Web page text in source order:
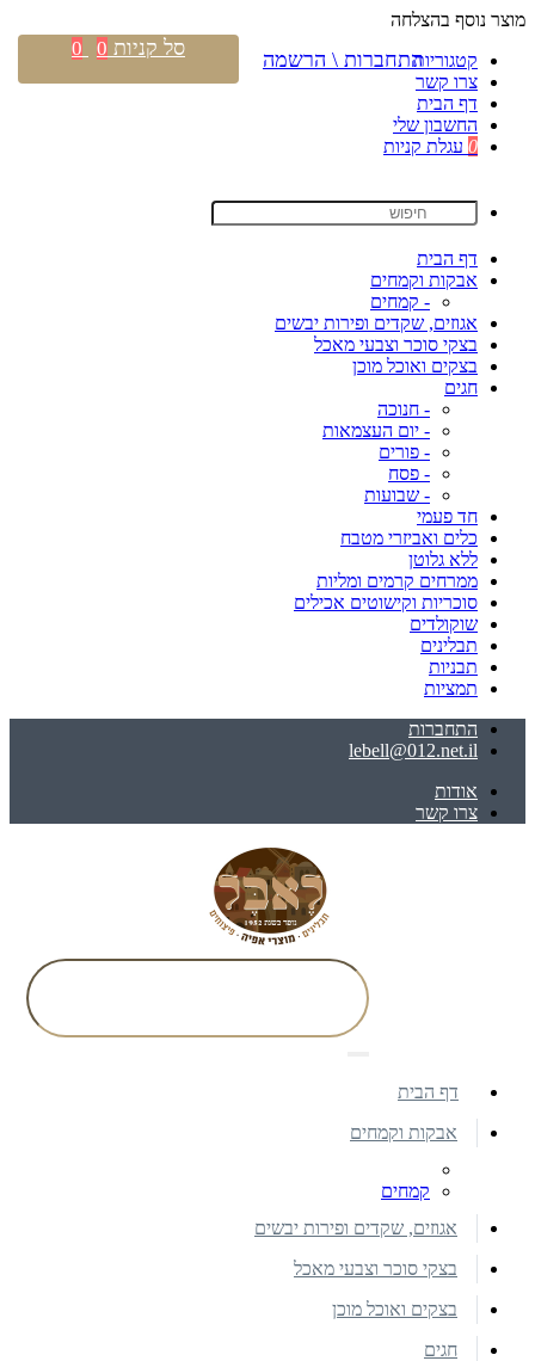
מוצר נוסף בהצלחה
קטגוריות
צרו קשר
דף הבית
החשבון שלי
0 עגלת קניות
דף הבית
אבקות וקמחים
- קמחים
אגוזים, שקדים ופירות יבשים
בצקי סוכר וצבעי מאכל
בצקים ואוכל מוכן
חגים
- חנוכה
- יום העצמאות
- פורים
- פסח
- שבועות
חד פעמי
כלים ואביזרי מטבח
ללא גלוטן
ממרחים קרמים ומליות
סוכריות וקישוטים אכילים
שוקולדים
תבלינים
תבניות
תמציות
התחברות
lebell@012.net.il
אודות
צרו קשר
התחברות \ הרשמה סל קניות 0
0
דף הבית
אבקות וקמחים
קמחים
אגוזים, שקדים ופירות יבשים
בצקי סוכר וצבעי מאכל
בצקים ואוכל מוכן
חגים